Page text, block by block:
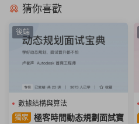
猜你喜歡
後端
數據結構與算法
獨家 極客時間動态規劃面試寶